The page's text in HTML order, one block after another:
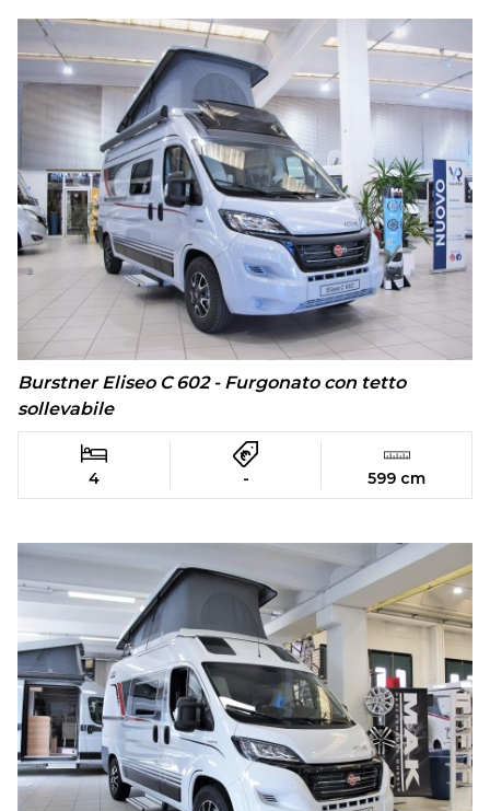
Burstner Eliseo C 602 - Furgonato con tetto
sollevabile
4 - 599 cm